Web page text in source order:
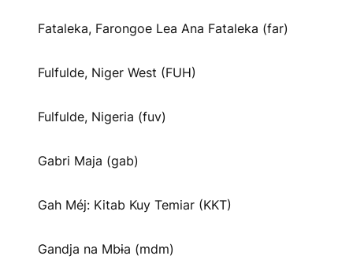
Fataleka, Farongoe Lea Ana Fataleka (far)
Fulfulde, Niger West (FUH)
Fulfulde, Nigeria (fuv)
Gabri Maja (gab)
Gah Méj: Kitab Kuy Temiar (KKT)
Gandja na Mbɨa (mdm)